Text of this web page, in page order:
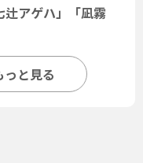
アゲハ」「凪霧
と見る